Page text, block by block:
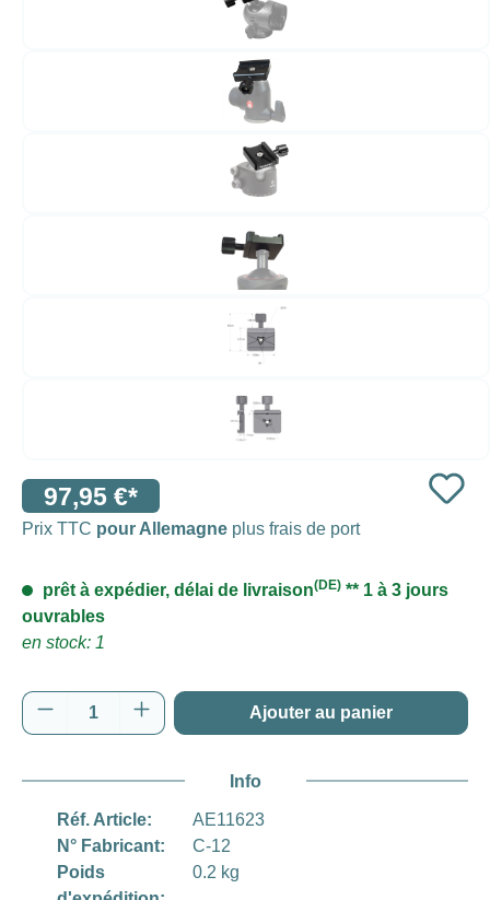
97,95 €*
Prix TTC pour Allemagne plus frais de port
prêt à expédier, délai de livraison(DE) ** 1 à 3 jours
ouvrables
en stock: 1
Quantité de produit : Entrez la quantité
Ajouter au panier
Info
Réf. Article:
AE11623
N° Fabricant:
C-12
Poids
0.2 kg